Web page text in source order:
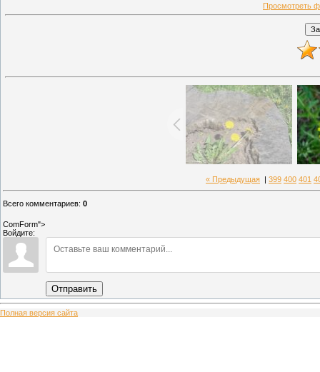
Просмотреть
« Предыдущая 399 400 401
Всего комментариев: 0
ComForm">
Войдите:
Отправить
Полная версия сайта